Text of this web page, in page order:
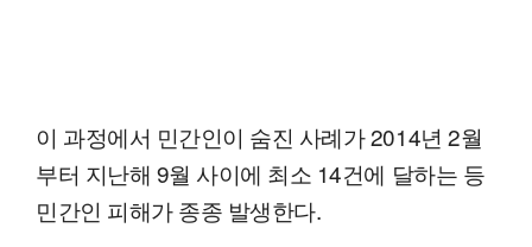
이 과정에서 민간인이 숨진 사례가 2014년 2월
부터 지난해 9월 사이에 최소 14건에 달하는 등
민간인 피해가 종종 발생한다.